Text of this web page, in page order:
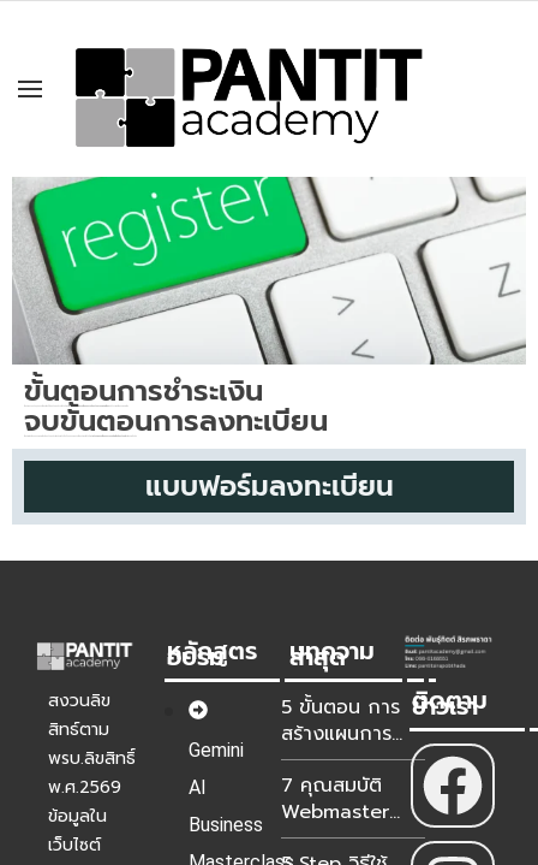
ขั้นตอนการชำระเงิน
จบขั้นตอนการลงทะเบียน
แบบฟอร์มลงทะเบียน
สงวนลิข
สิทธ์ตาม
พรบ.ลิขสิทธิ์
พ.ศ.2569
ข้อมูลใน
เว็บไซต์
หลักสูตร
อบรม
Gemini
AI
Business
บทความ
ล่าสุด
5 ขั้นตอน การ
สร้างแผนการ
ตลาดด้วย
Gemini Deep
Research
7 คุณสมบัติ
Webmaster
WordPress ยุค
ติดตาม
ข่าวเรา